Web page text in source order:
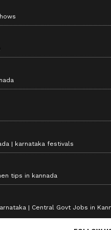
karnataka festivals
tips in kannada
Central Govt Jobs in